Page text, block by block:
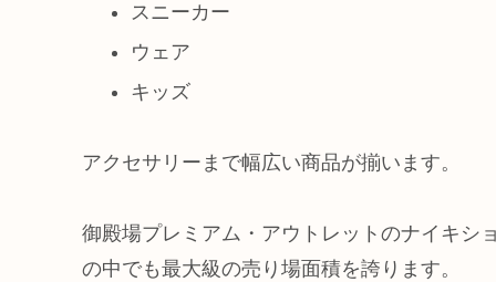
スニーカー
ウェア
キッズ
アクセサリーまで幅広い商品が揃います。
御殿場プレミアム・アウトレットのナイキシ
の中でも最大級の売り場面積を誇ります。